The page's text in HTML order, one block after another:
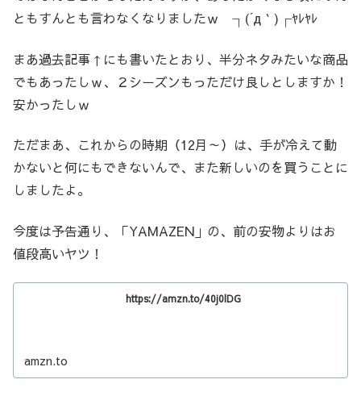
ともすんとも言わなくなりましたｗ ┐(´д｀)┌ﾔﾚﾔﾚ
まあ過去記事↑にも書いたとおり、半分ネタみたいな商品
でもあったしｗ、２シーズンもっただけ良しとしますか！
安かったしｗ
ただまあ、これからの時期（12月～）は、手が冷えて動
かないと何にもできないんで、また新しいのを買うことに
しましたよ。
今度は予告通り、「YAMAZEN」の、前の安物よりはお
値段高いヤツ！
https://amzn.to/40j0lDG
amzn.to